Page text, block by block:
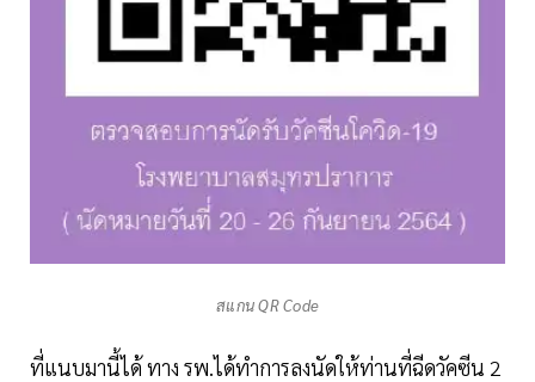
สแกน QR Code
ที่แนบมานี้ได้ ทาง รพ.ได้ทำการลงนัดให้ท่านที่ฉีดวัคซีน 2